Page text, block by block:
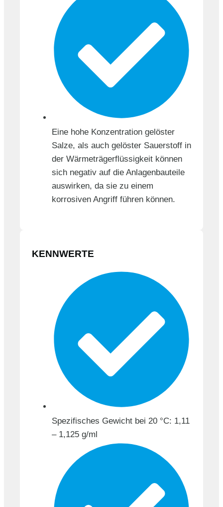
Eine hohe Konzentration gelöster
Salze, als auch gelöster Sauerstoff in
der Wärmeträger­flüssigkeit können
sich negativ auf die Anlagenbauteile
auswirken, da sie zu einem
korrosiven Angriff führen können.
KENNWERTE
Spezifisches Gewicht bei 20 °C: 1,11
– 1,125 g/ml